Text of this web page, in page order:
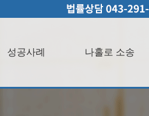
성공사례 나홀로 소송